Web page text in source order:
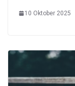
10 Oktober 2025